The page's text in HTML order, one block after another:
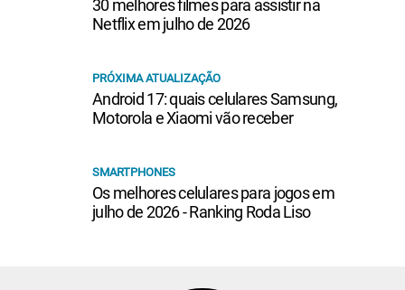
30 melhores filmes para assistir na
Netflix em julho de 2026
PRÓXIMA ATUALIZAÇÃO
Android 17: quais celulares Samsung,
Motorola e Xiaomi vão receber
SMARTPHONES
Os melhores celulares para jogos em
julho de 2026 - Ranking Roda Liso